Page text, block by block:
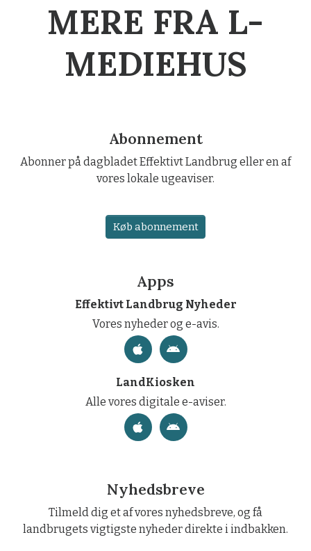
MERE FRA L-
MEDIEHUS
Abonnement
Abonner på dagbladet Effektivt Landbrug eller en af
vores lokale ugeaviser.
Køb abonnement
Apps
Effektivt Landbrug Nyheder
Vores nyheder og e-avis.
LandKiosken
Alle vores digitale e-aviser.
Nyhedsbreve
Tilmeld dig et af vores nyhedsbreve, og få
landbrugets vigtigste nyheder direkte i indbakken.